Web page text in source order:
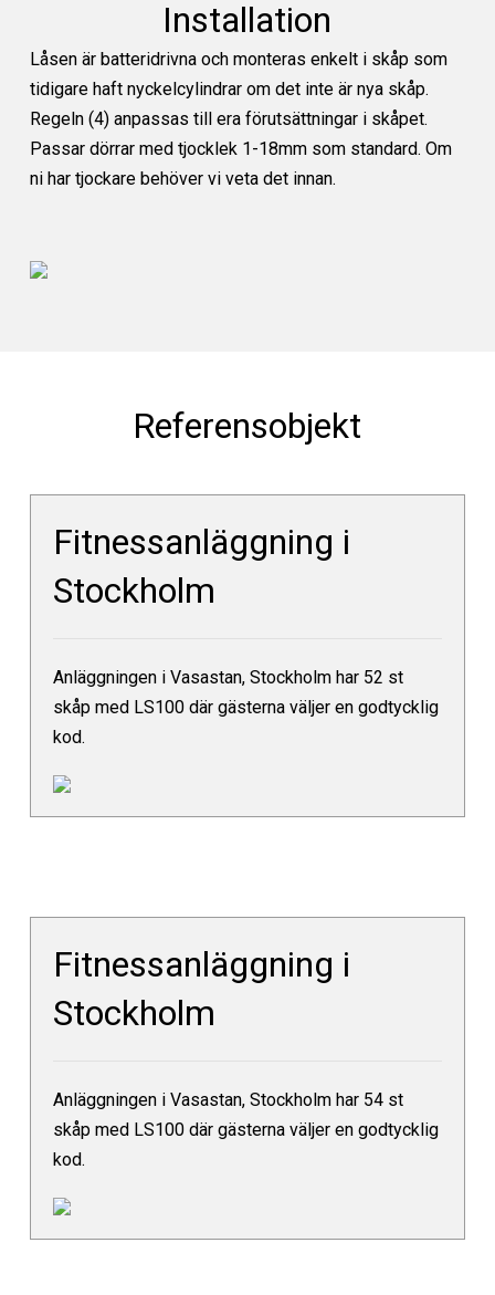
Installation
Låsen är batteridrivna och monteras enkelt i skåp som
tidigare haft nyckelcylindrar om det inte är nya skåp.
Regeln (4) anpassas till era förutsättningar i skåpet.
Passar dörrar med tjocklek 1-18mm som standard. Om
ni har tjockare behöver vi veta det innan.
Referensobjekt
Fitnessanläggning i
Stockholm
Anläggningen i Vasastan, Stockholm har 52 st
skåp med LS100 där gästerna väljer en godtycklig
kod.
Fitnessanläggning i
Stockholm
Anläggningen i Vasastan, Stockholm har 54 st
skåp med LS100 där gästerna väljer en godtycklig
kod.